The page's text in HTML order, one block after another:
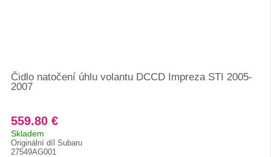
Čidlo natočení úhlu volantu DCCD Impreza STI 2005-
2007
559.80 €
Skladem
Originální díl Subaru
27549AG001